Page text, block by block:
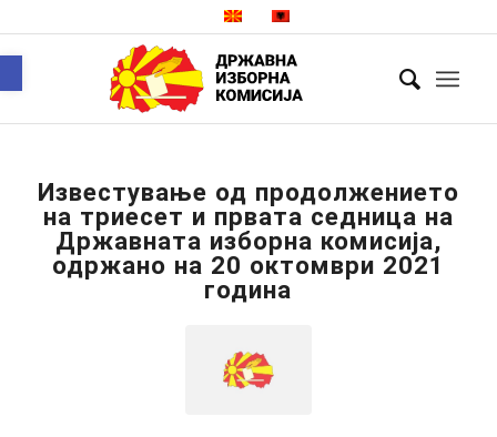
Известување од продолжението
на триесет и првата седница на
Државната изборна комисија,
одржано на 20 октомври 2021
година
Open toolbar